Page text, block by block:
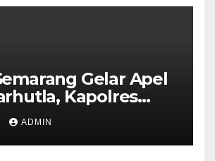
Gelar Apel
Kapolres
Sinergi dan
Hadapi Musim
ADMIN